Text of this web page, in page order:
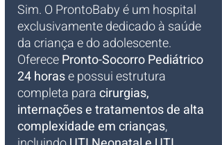
Sim. O ProntoBaby é um hospital
exclusivamente dedicado à saúde
da criança e do adolescente.
Oferece Pronto-Socorro Pediátrico
24 horas e possui estrutura
completa para cirurgias,
internações e tratamentos de alta
complexidade em crianças,